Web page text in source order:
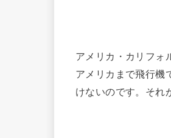
アメリカ・カリフォ
アメリカまで飛行機
けないのです。それ